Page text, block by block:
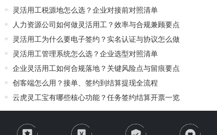
灵活用工税源地怎么选？企业对接前对照清单
人力资源公司如何做灵活用工？效率与合规兼顾要点
灵活用工为什么要电子签约？实名认证与协议怎么做
灵活用工管理系统怎么选？企业选型对照清单
企业灵活用工如何合规落地？关键风险点与留痕要点
创客端怎么用？接单、签约到结算提现全流程
云虎灵工宝有哪些核心功能？任务签约结算开票一览